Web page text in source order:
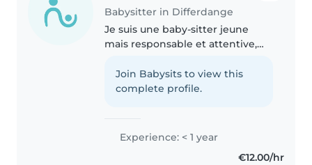
Babysitter in Differdange
Je suis une baby-sitter jeune
mais responsable et attentive,
les enfants de tous âges. Bien
que je n'aie pas encore
Join Babysits to view this
complete profile.
Experience: < 1 year
€12.00/hr